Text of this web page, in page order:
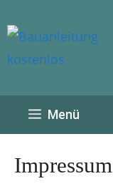
Inhalt
springen
Menü
Impressum